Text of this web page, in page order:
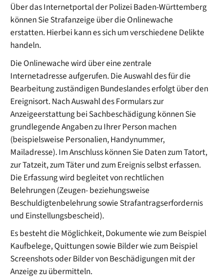
Über das Internetportal der Polizei Baden-Württemberg
können Sie Strafanzeige über die Onlinewache
erstatten. Hierbei kann es sich um verschiedene Delikte
handeln.
Die Onlinewache wird über eine zentrale
Internetadresse aufgerufen. Die Auswahl des für die
Bearbeitung zuständigen Bundeslandes erfolgt über den
Ereignisort. Nach Auswahl des Formulars zur
Anzeigeerstattung bei Sachbeschädigung können Sie
grundlegende Angaben zu Ihrer Person machen
(beispielsweise Personalien, Handynummer,
Mailadresse). Im Anschluss können Sie Daten zum Tatort,
zur Tatzeit, zum Täter und zum Ereignis selbst erfassen.
Die Erfassung wird begleitet von rechtlichen
Belehrungen (Zeugen- beziehungsweise
Beschuldigtenbelehrung sowie Strafantragserfordernis
und Einstellungsbescheid).
Es besteht die Möglichkeit, Dokumente wie zum Beispiel
Kaufbelege, Quittungen sowie Bilder wie zum Beispiel
Screenshots oder Bilder von Beschädigungen mit der
Anzeige zu übermitteln.